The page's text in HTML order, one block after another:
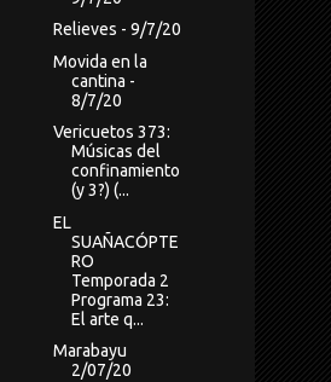
Relieves - 9/7/20
Movida en la
cantina -
8/7/20
Vericuetos 373:
Músicas del
confinamiento
(y 3?) (...
EL
SUAÑACÓPTE
RO
Temporada 2
Programa 23:
El arte q...
Marabayu
2/07/20